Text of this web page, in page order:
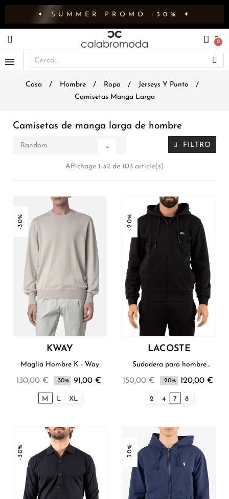
✦ SUMMER PROMO -30% ✦
Casa Hombre Ropa
Jerseys Y Punto
Camisetas Manga Larga
Camisetas de manga larga de hombre
Random  FILTRO
Affichage 1-32 de 103 article(s)
-30%
KWAY
Maglia Hombre K - Way
130,00 € -30% 91,00 €
M L XL
-20%
LACOSTE
Sudadera para hombre
150,00 € -20% 120,00 €
2 4 7 8
-30% -30%